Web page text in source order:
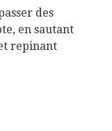
des
en sautant
repinant